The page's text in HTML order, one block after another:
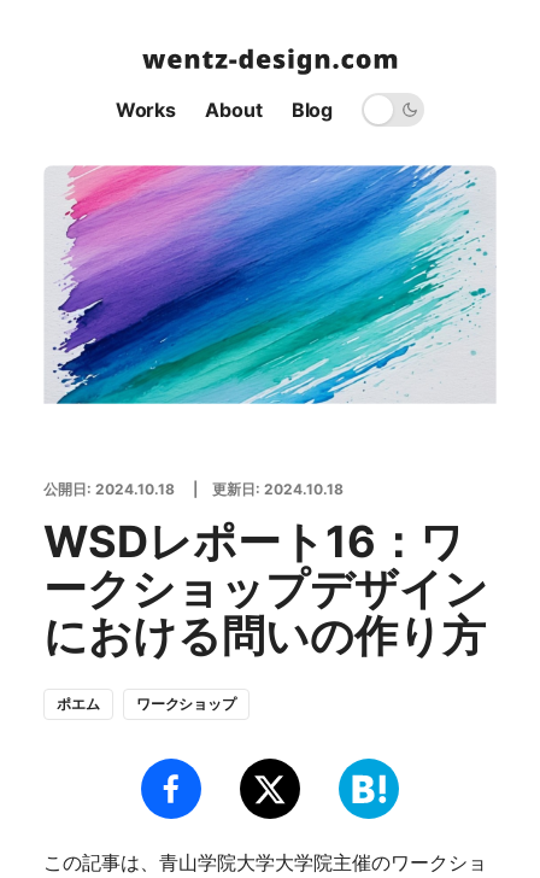
Works About Blog
公開日: 2024.10.18 | 更新日: 2024.10.18
WSDレポート16：ワ
ークショップデザイン
における問いの作り方
ポエム ワークショップ
この記事は、青山学院大学大学院主催のワークショ